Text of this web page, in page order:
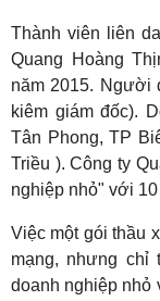
Thành viên liên
Quang Hoàng
năm 2015. Người
kiêm giám đốc).
Tân Phong, TP
Triều ). Công ty
nghiệp nhỏ" với
Việc một gói thầu
mạng, nhưng chỉ
doanh nghiệp nhỏ